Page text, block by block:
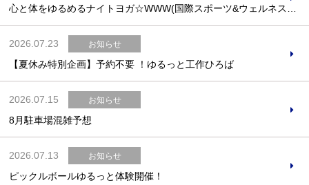
スポーツ教室体験
2026.07.23 お知らせ
【夏休み特別企画】予約不要 ！ゆるっと工作ひろば
2026.07.15 お知らせ
8月駐車場混雑予想
2026.07.13 お知らせ
ピックルボールゆるっと体験開催！